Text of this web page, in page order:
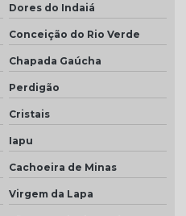
Dores do Indaiá
Conceição do Rio Verde
Chapada Gaúcha
Perdigão
Cristais
Iapu
Cachoeira de Minas
Virgem da Lapa